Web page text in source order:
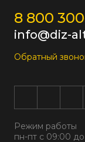
8 800
info@diz-
Обратный
Режим работы
пн-пт с 09:00